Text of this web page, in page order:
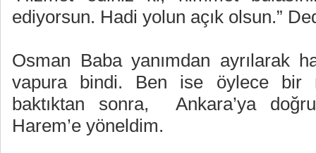
ediyorsun. Hadi yolun açık olsun.”
Osman Baba yanımdan ayrılarak
vapura bindi. Ben ise öylece bir
baktıktan sonra,
Ankara’ya
Harem’e yöneldim.